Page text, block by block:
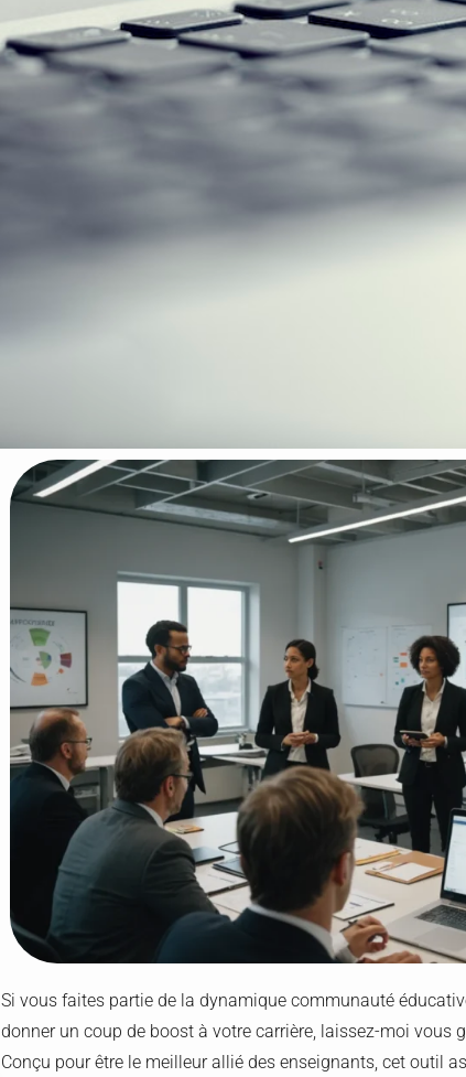
Si vous faites partie de la dynamique communauté
donner un coup de boost à votre carrière, laissez-moi vous
Conçu pour être le meilleur allié des enseignants, cet outil